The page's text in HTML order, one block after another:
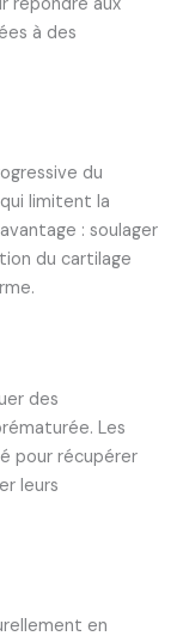
à des
du
limitent la
: soulager
du cartilage
des
Les
pour récupérer
leurs
en